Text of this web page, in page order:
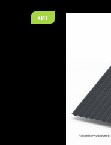
хит